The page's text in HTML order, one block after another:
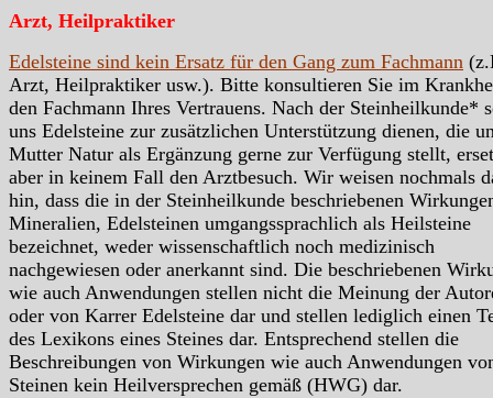
Arzt, Heilpraktiker
Edelsteine sind kein Ersatz für den Gang zum Fachmann
Arzt, Heilpraktiker usw.). Bitte konsultieren Sie im
den Fachmann Ihres Vertrauens. Nach der Steinheilkunde*
uns Edelsteine zur zusätzlichen Unterstützung dienen, die
Mutter Natur als Ergänzung gerne zur Verfügung stellt,
aber in keinem Fall den Arztbesuch. Wir weisen nochmals
hin, dass die in der Steinheilkunde beschriebenen
Mineralien, Edelsteinen umgangssprachlich als Heilsteine
bezeichnet, weder wissenschaftlich noch medizinisch
nachgewiesen oder anerkannt sind. Die beschriebenen
wie auch Anwendungen stellen nicht die Meinung der
oder von Karrer Edelsteine dar und stellen lediglich einen
des Lexikons eines Steines dar. Entsprechend stellen die
Beschreibungen von Wirkungen wie auch Anwendungen
Steinen kein Heilversprechen gemäß (HWG) dar.